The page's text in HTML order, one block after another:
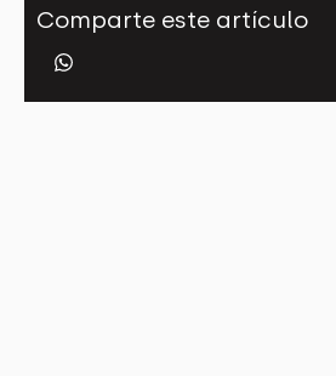
Comparte este artículo